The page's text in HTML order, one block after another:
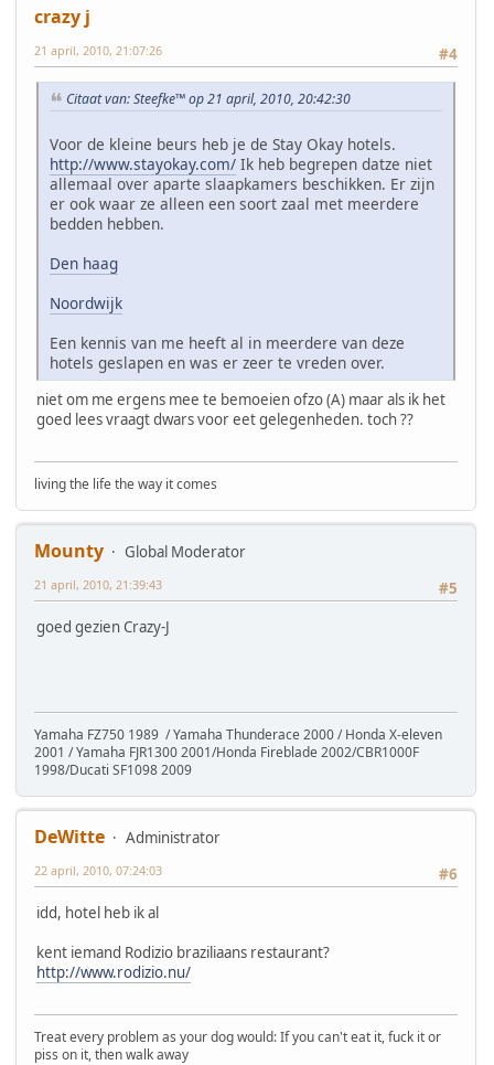
crazy j
#4
21 april, 2010, 21:07:26
Citaat van: Steefke™ op 21 april, 2010, 20:42:30
Voor de kleine beurs heb je de Stay Okay hotels.
http://www.stayokay.com/ Ik heb begrepen datze niet
allemaal over aparte slaapkamers beschikken. Er zijn
er ook waar ze alleen een soort zaal met meerdere
bedden hebben.
Den haag
Noordwijk
Een kennis van me heeft al in meerdere van deze
hotels geslapen en was er zeer te vreden over.
niet om me ergens mee te bemoeien ofzo (A) maar als ik het
goed lees vraagt dwars voor eet gelegenheden. toch ??
living the life the way it comes
Mounty
Global Moderator
#5
21 april, 2010, 21:39:43
goed gezien Crazy-J
Yamaha FZ750 1989 / Yamaha Thunderace 2000 / Honda X-eleven
2001 / Yamaha FJR1300 2001/Honda Fireblade 2002/CBR1000F
1998/Ducati SF1098 2009
DeWitte
Administrator
#6
22 april, 2010, 07:24:03
idd, hotel heb ik al
kent iemand Rodizio braziliaans restaurant?
http://www.rodizio.nu/
Treat every problem as your dog would: If you can't eat it, fuck it or
piss on it, then walk away